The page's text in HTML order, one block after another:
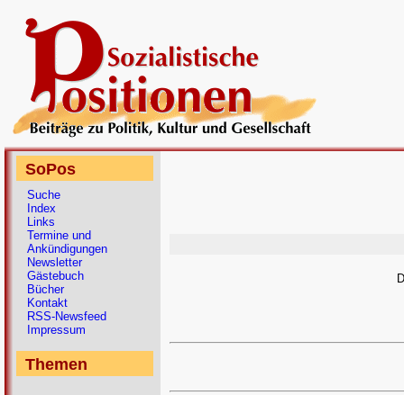
SoPos
Suche
Index
Links
Termine und
Ankündigungen
Newsletter
Gästebuch
Bücher
Kontakt
RSS-Newsfeed
Impressum
Themen